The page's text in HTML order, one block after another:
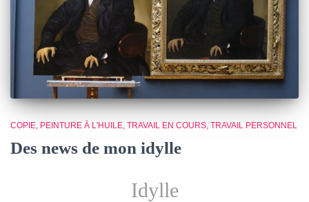
COPIE PEINTURE À L'HUILE TRAVAIL EN COURS TRAVAIL PERSONNEL
Des news de mon idylle
Idylle